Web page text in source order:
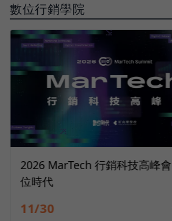
數位行銷學院
10/14 深度會員經營｜2026 打
會員變現引擎
10/14